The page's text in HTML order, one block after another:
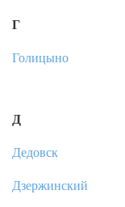
Г
Голицыно
Д
Дедовск
Дзержинский